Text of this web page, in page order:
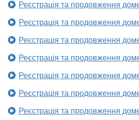
Реєстрація та продовження
Реєстрація та продовження
Реєстрація та продовження
Реєстрація та продовження
Реєстрація та продовження
Реєстрація та продовження
Реєстрація та продовження